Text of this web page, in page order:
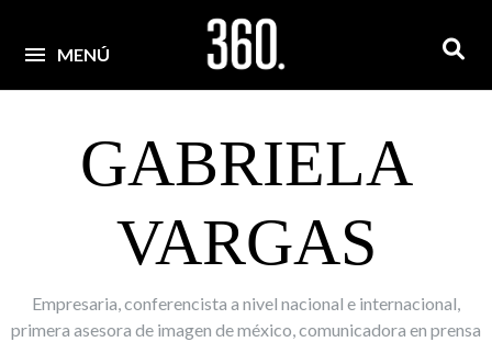
MENÚ
GABRIELA
VARGAS
Empresaria, conferencista a nivel nacional e internacional,
primera asesora de imagen de méxico, comunicadora en prensa